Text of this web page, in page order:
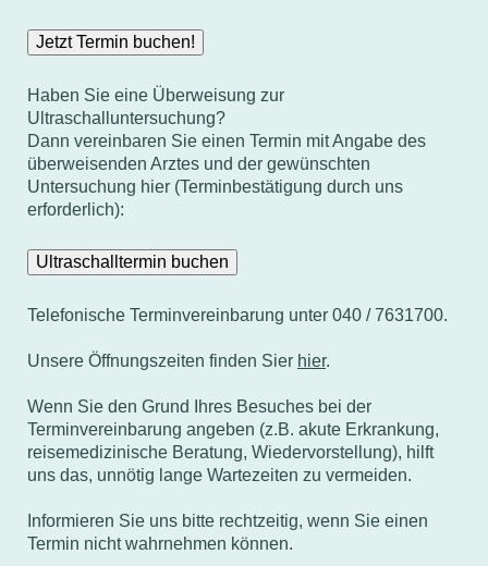
Jetzt Termin buchen!
Haben Sie eine Überweisung zur
Ultraschalluntersuchung?
Dann vereinbaren Sie einen Termin mit Angabe des
überweisenden Arztes und der gewünschten
Untersuchung hier (Terminbestätigung durch uns
erforderlich):
Ultraschalltermin buchen
Telefonische Terminvereinbarung unter 040 / 7631700.
Unsere Öffnungszeiten finden Sier hier.
Wenn Sie den Grund Ihres Besuches bei der
Terminvereinbarung angeben (z.B. akute Erkrankung,
reisemedizinische Beratung, Wiedervorstellung), hilft
uns das, unnötig lange Wartezeiten zu vermeiden.
Informieren Sie uns bitte rechtzeitig, wenn Sie einen
Termin nicht wahrnehmen können.